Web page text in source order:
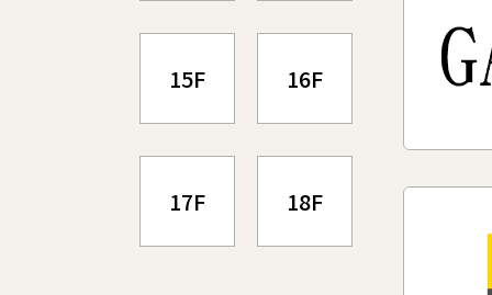
15F 16F
17F 18F